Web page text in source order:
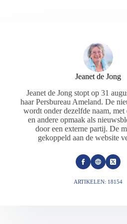
Jeanet de Jong
Jeanet de Jong stopt op 31
haar Persbureau Ameland. De
wordt onder dezelfde naam, met
en andere opmaak als
door een externe partij. De
gekoppeld aan de website
ARTIKELEN: 18154